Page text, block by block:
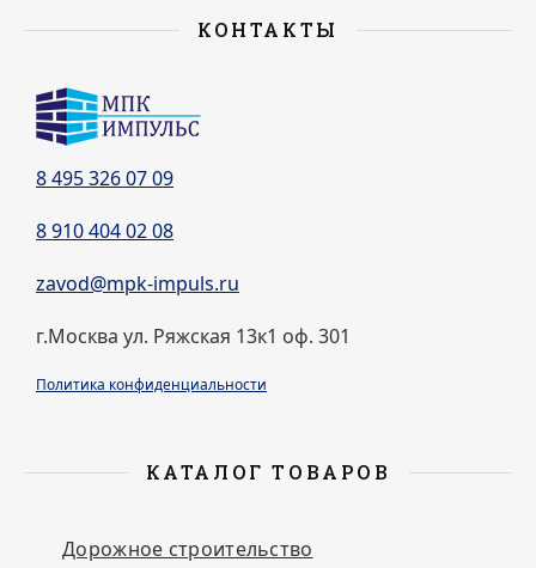
КОНТАКТЫ
8 495 326 07 09
8 910 404 02 08
zavod@mpk-impuls.ru
г.Москва ул. Ряжская 13к1 оф. 301
Политика конфиденциальности
КАТАЛОГ ТОВАРОВ
Дорожное строительство